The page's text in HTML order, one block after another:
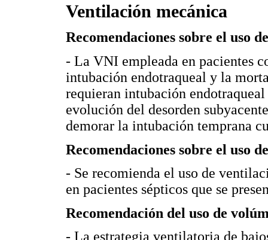
Ventilación mecánica
Recomendaciones sobre el uso
- La VNI empleada en pacientes
intubación endotraqueal y la
requieran intubación
evolución del desorden
demorar la intubación temprana
Recomendaciones sobre el uso
- Se recomienda el uso de
en pacientes sépticos que se
Recomendación del uso de
- La estrategia ventilatoria de